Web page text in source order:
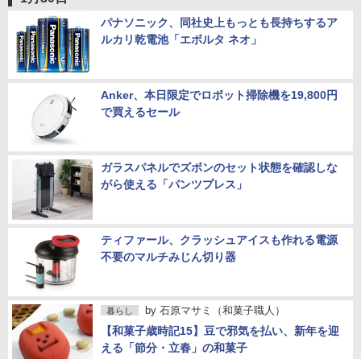
パナソニック、同社史上もっとも長持ちするア
ルカリ乾電池「エボルタ ネオ」
Anker、本日限定でロボット掃除機を19,800円
で買えるセール
ガラスパネルでズボンのセット状態を確認しな
がら使える「パンツプレス」
ティファール、クラッシュアイスも作れる電源
不要のマルチみじん切り器
暮らし by 石原マサミ（和菓子職人）
【和菓子歳時記15】豆で邪気を払い、新年を迎
える「節分・立春」の和菓子